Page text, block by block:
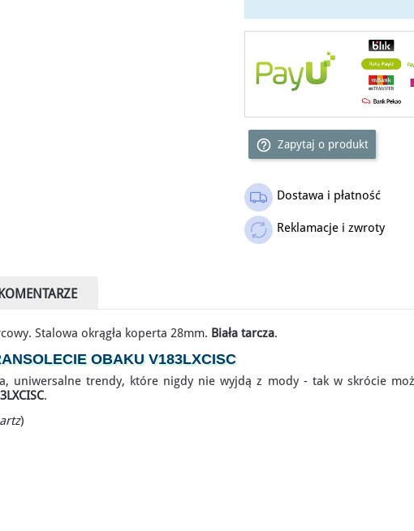
Outlet
help_outline Zapytaj o produkt
Dostawa i płatność
Reklamacje i zwroty
Stalowa okrągła koperta 28mm. Biała tarcza.
OBAKU V183LXCISC
uniwersalne trendy, które nigdy nie wyjdą z mody - tak w skrócie
.
)